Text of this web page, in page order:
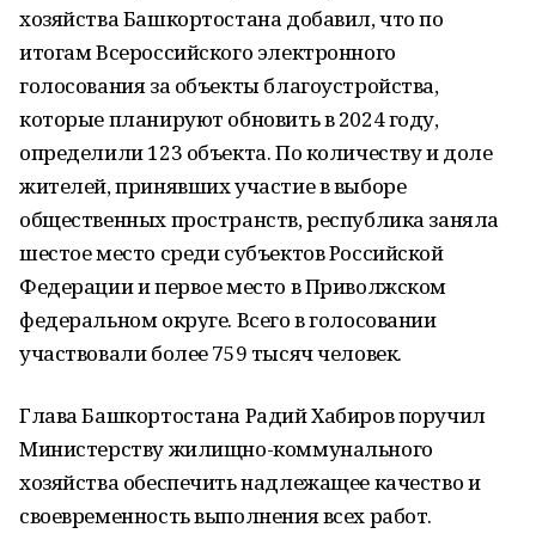
хозяйства Башкортостана добавил, что по
итогам Всероссийского электронного
голосования за объекты благоустройства,
которые планируют обновить в 2024 году,
определили 123 объекта. По количеству и доле
жителей, принявших участие в выборе
общественных пространств, республика заняла
шестое место среди субъектов Российской
Федерации и первое место в Приволжском
федеральном округе. Всего в голосовании
участвовали более 759 тысяч человек.
Глава Башкортостана Радий Хабиров поручил
Министерству жилищно-коммунального
хозяйства обеспечить надлежащее качество и
своевременность выполнения всех работ.